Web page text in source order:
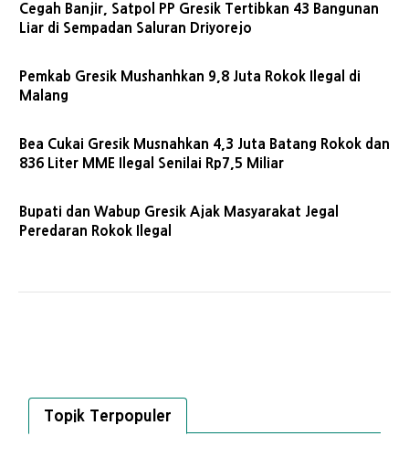
Cegah Banjir, Satpol PP Gresik Tertibkan 43 Bangunan
Liar di Sempadan Saluran Driyorejo
Pemkab Gresik Mushanhkan 9,8 Juta Rokok Ilegal di
Malang
Bea Cukai Gresik Musnahkan 4,3 Juta Batang Rokok dan
836 Liter MME Ilegal Senilai Rp7,5 Miliar
Bupati dan Wabup Gresik Ajak Masyarakat Jegal
Peredaran Rokok Ilegal
Topik Terpopuler